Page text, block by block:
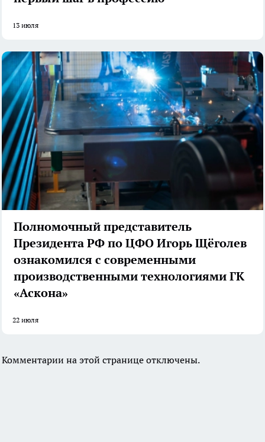
13 июля
Полномочный представитель
Президента РФ по ЦФО Игорь Щёголев
ознакомился с современными
производственными технологиями ГК
«Аскона»
22 июля
Комментарии на этой странице отключены.